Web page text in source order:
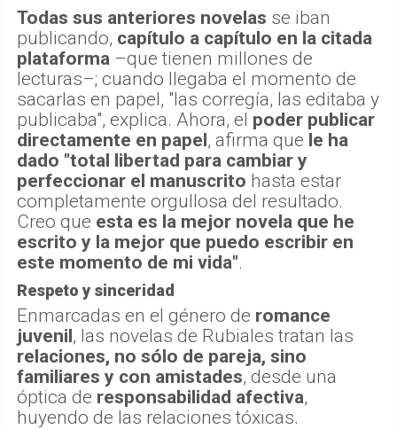
Todas sus anteriores novelas se iban
publicando, capítulo a capítulo en la citada
plataforma –que tienen millones de
lecturas–; cuando llegaba el momento de
sacarlas en papel, "las corregía, las editaba y
publicaba", explica. Ahora, el poder publicar
directamente en papel, afirma que le ha
dado "total libertad para cambiar y
perfeccionar el manuscrito hasta estar
completamente orgullosa del resultado.
Creo que esta es la mejor novela que he
escrito y la mejor que puedo escribir en
este momento de mi vida".
Respeto y sinceridad
Enmarcadas en el género de romance
juvenil, las novelas de Rubiales tratan las
relaciones, no sólo de pareja, sino
familiares y con amistades, desde una
óptica de responsabilidad afectiva,
huyendo de las relaciones tóxicas.